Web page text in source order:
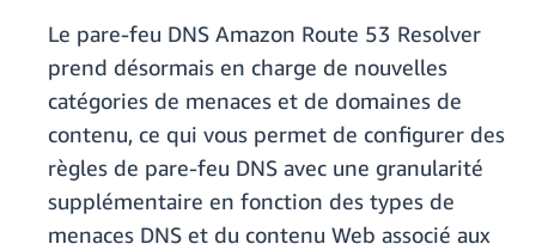
Le pare-feu DNS Amazon Route 53 Resolver
prend désormais en charge de nouvelles
catégories de menaces et de domaines de
contenu, ce qui vous permet de configurer des
règles de pare-feu DNS avec une granularité
supplémentaire en fonction des types de
menaces DNS et du contenu Web associé aux